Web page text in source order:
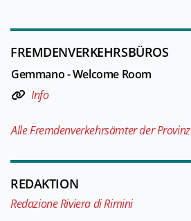
FREMDENVERKEHRSBÜROS
Gemmano - Welcome Room
Info
Alle Fremdenverkehrsämter der Provinz
REDAKTION
Redazione Riviera di Rimini